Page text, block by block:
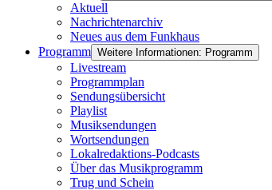
Aktuell
Nachrichtenarchiv
Neues aus dem Funkhaus
Programm Weitere Informationen: Programm
Livestream
Programmplan
Sendungsübersicht
Playlist
Musiksendungen
Wortsendungen
Lokalredaktions-Podcasts
Über das Musikprogramm
Trug und Schein